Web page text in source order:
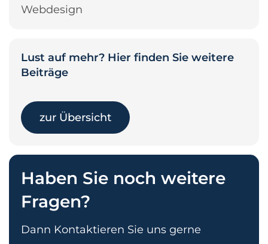
Webdesign
Lust auf mehr? Hier finden Sie weitere
Beiträge
zur Übersicht
Haben Sie noch weitere
Fragen?
Dann Kontaktieren Sie uns gerne